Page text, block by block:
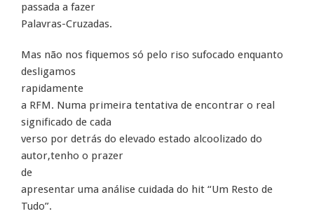
passada a fazer
Palavras-Cruzadas.
Mas não nos fiquemos só pelo riso sufocado enquanto
desligamos
rapidamente
a RFM. Numa primeira tentativa de encontrar o real
significado de cada
verso por detrás do elevado estado alcoolizado do
autor,tenho o prazer
de
apresentar uma análise cuidada do hit “Um Resto de
Tudo”.